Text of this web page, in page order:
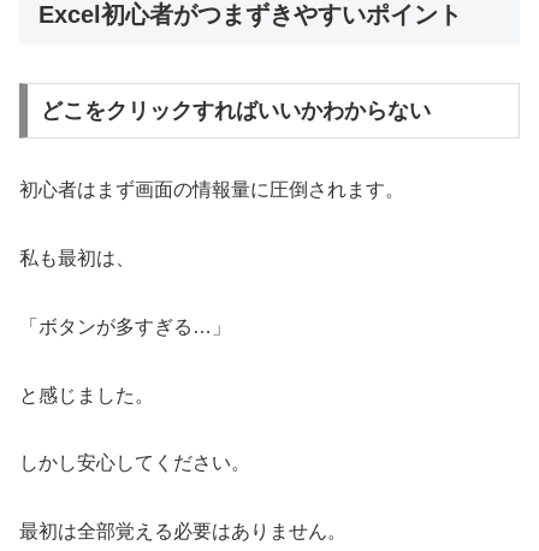
Excel初心者がつまずきやすいポイント
どこをクリックすればいいかわからない
初心者はまず画面の情報量に圧倒されます。
私も最初は、
「ボタンが多すぎる…」
と感じました。
しかし安心してください。
最初は全部覚える必要はありません。